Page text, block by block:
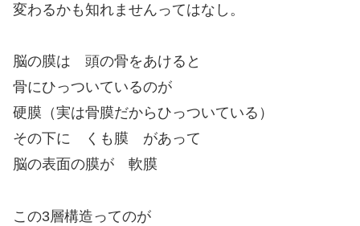
変わるかも知れませんってはなし。
脳の膜は 頭の骨をあけると
骨にひっついているのが
硬膜（実は骨膜だからひっついている）
その下に くも膜 があって
脳の表面の膜が 軟膜
この3層構造ってのが